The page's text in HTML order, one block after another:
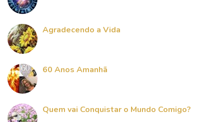
Agradecendo a Vida
60 Anos Amanhã
Quem vai Conquistar o Mundo Comigo?